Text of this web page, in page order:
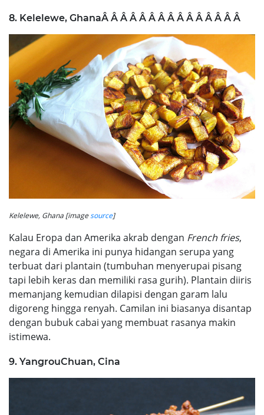
8. Kelelewe, GhanaÂ Â Â Â Â Â Â Â Â Â Â Â Â Â Â
Kelelewe, Ghana [imagesource]
Kalau Eropa dan Amerika akrab dengan French fries,
negara di Amerika ini punya hidangan serupa yang
terbuat dari plantain (tumbuhan menyerupai pisang
tapi lebih keras dan memiliki rasa gurih). Plantain diiris
memanjang kemudian dilapisi dengan garam lalu
digoreng hingga renyah. Camilan ini biasanya disantap
dengan bubuk cabai yang membuat rasanya makin
istimewa.
9. YangrouChuan, Cina